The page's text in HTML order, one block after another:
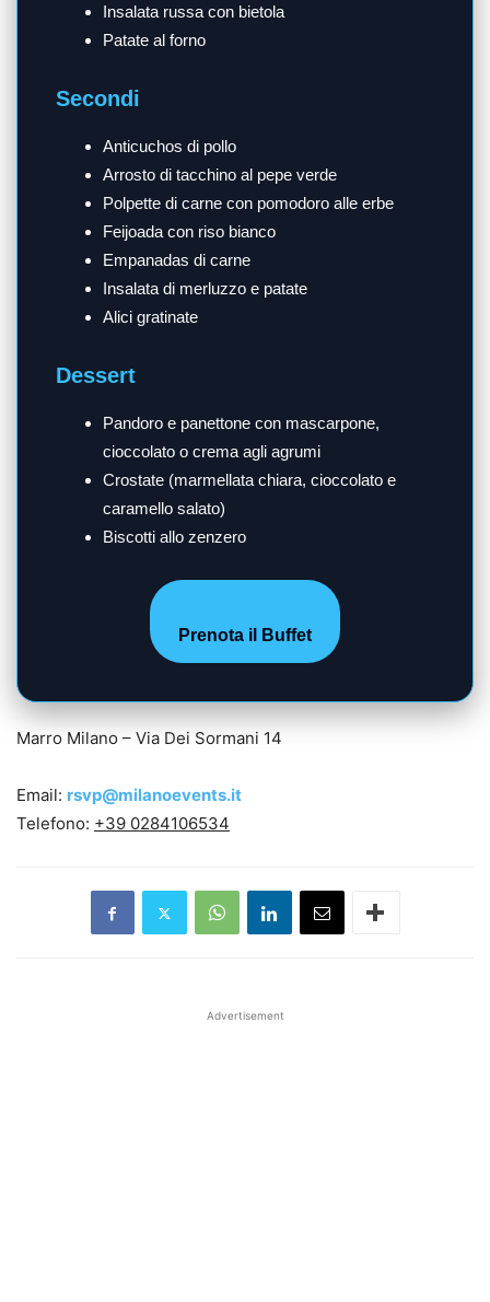
Insalata russa con bietola
Patate al forno
Secondi
Anticuchos di pollo
Arrosto di tacchino al pepe verde
Polpette di carne con pomodoro alle erbe
Feijoada con riso bianco
Empanadas di carne
Insalata di merluzzo e patate
Alici gratinate
Dessert
Pandoro e panettone con mascarpone,
cioccolato o crema agli agrumi
Crostate (marmellata chiara, cioccolato e
caramello salato)
Biscotti allo zenzero
Prenota il Buffet
Marro Milano – Via Dei Sormani 14
Email: rsvp@milanoevents.it
Telefono: +39 0284106534
Advertisement